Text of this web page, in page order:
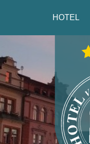
HOTEL